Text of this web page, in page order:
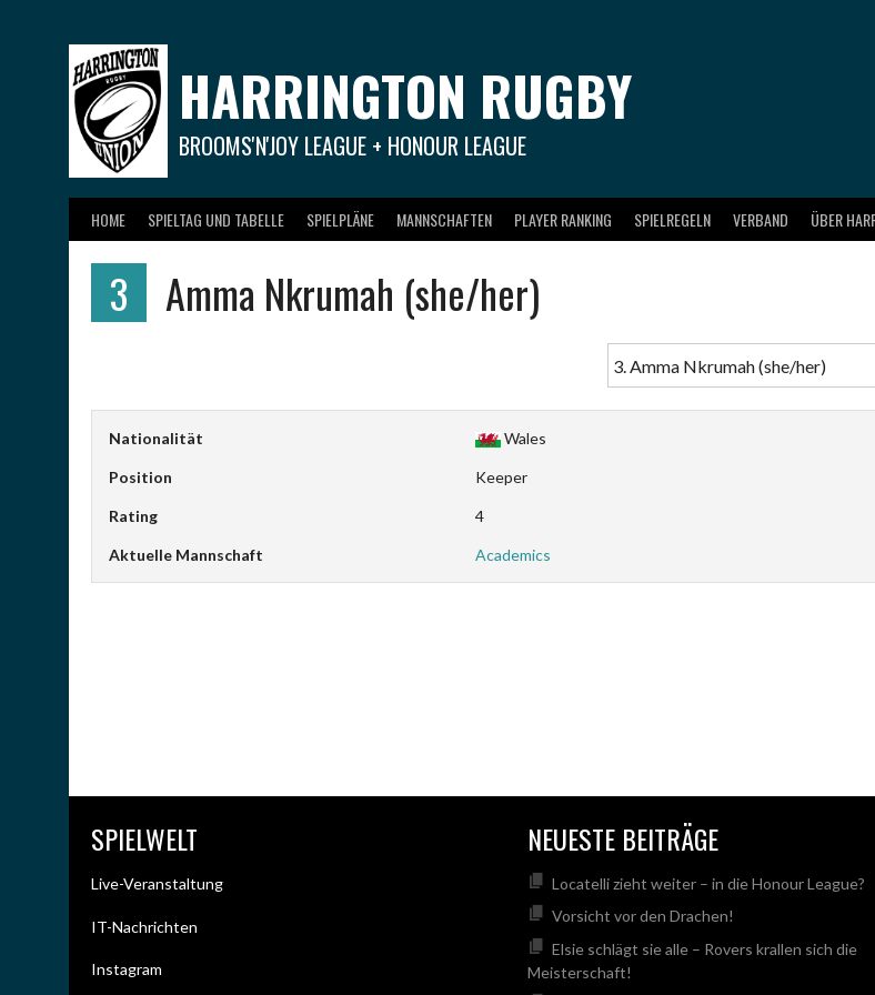
HARRINGTON RUGBY
BROOMS'N'JOY LEAGUE + HONOUR LEAGUE
HOME SPIELTAG UND TABELLE SPIELPLÄNE MANNSCHAFTEN PLAYER RANKING SPIELREGELN VERBAND ÜBER
3 Amma Nkrumah (she/her)
Nationalität Wales
Position Keeper
Rating 4
Aktuelle Mannschaft Academics
SPIELWELT
Live-Veranstaltung
IT-Nachrichten
Instagram
NEUESTE BEITRÄGE
Locatelli zieht weiter – in die Honour League?
Vorsicht vor den Drachen!
Elsie schlägt sie alle – Rovers krallen sich die
Meisterschaft!